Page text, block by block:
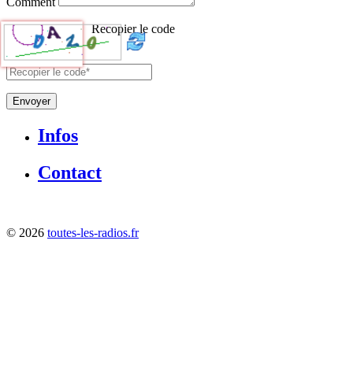
Recopier le code
Envoyer
Infos
Contact
© 2026 toutes-les-radios.fr